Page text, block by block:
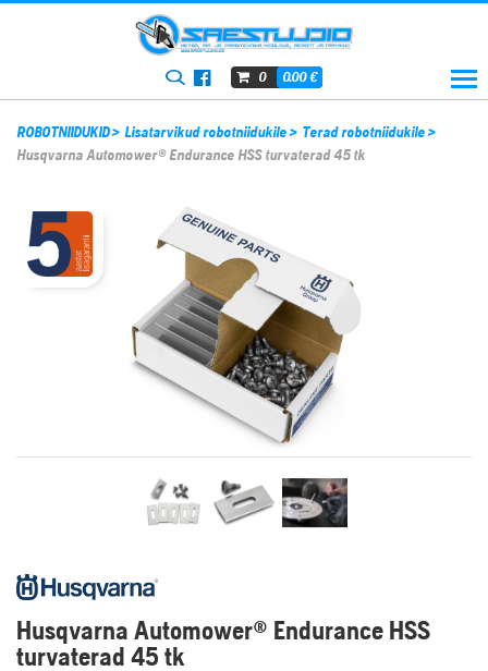
0 0.00€
ROBOTNIIDUKID> Lisatarvikud robotniidukile> Terad robotniidukile>
Husqvarna Automower® Endurance HSS turvaterad 45 tk
Husqvarna Automower® Endurance HSS
turvaterad 45 tk